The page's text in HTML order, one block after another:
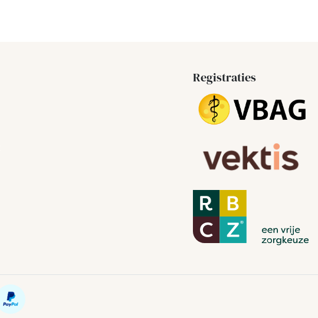
Registraties